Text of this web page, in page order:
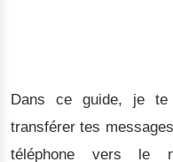
Dans ce guide, je te
transférer tes
téléphone vers le